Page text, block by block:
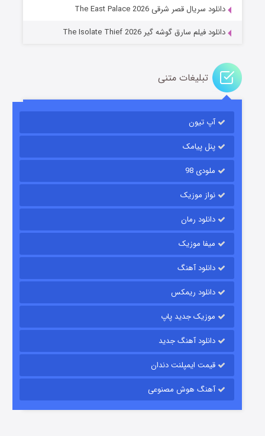
قسمت
دانلود سریال قصر شرقی The East Palace 2026
دانلود فیلم سارق گوشه گیر The Isolate Thief 2026
تبلیغات متنی
آپ تیون
پنل پیامک
ملودی 98
نواز موزیک
دانلود رمان
میفا موزیک
دانلود آهنگ
دانلود ریمکس
موزیک جدید پاپ
دانلود آهنگ جدید
قیمت ایمپلنت دندان
آهنگ هوش مصنوعی